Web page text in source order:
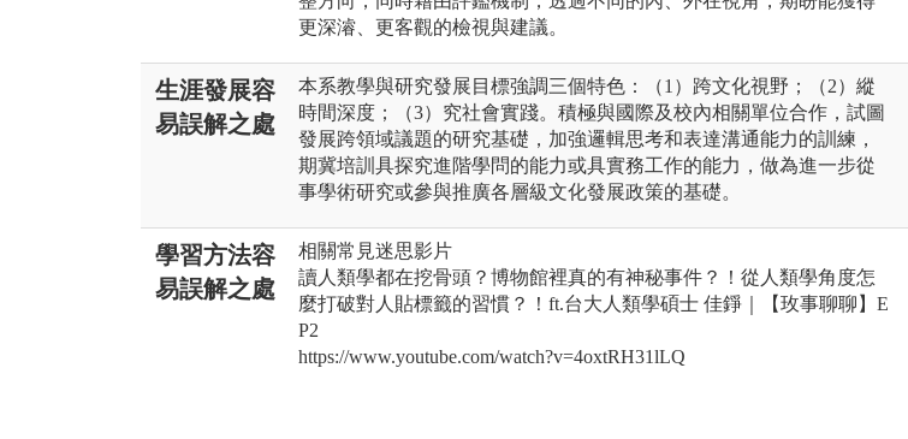
更深濬、更客觀的檢視與建議。
生涯發展容
易誤解之處
本系教學與研究發展目標強調三個特色：（1）跨文化視野；（2）縱
時間深度；（3）究社會實踐。積極與國際及校內相關單位合作，試圖
發展跨領域議題的研究基礎，加強邏輯思考和表達溝通能力的訓練，
期冀培訓具探究進階學問的能力或具實務工作的能力，做為進一步從
事學術研究或參與推廣各層級文化發展政策的基礎。
學習方法容
易誤解之處
相關常見迷思影片
讀人類學都在挖骨頭？博物館裡真的有神秘事件？！從人類學角度怎
麼打破對人貼標籤的習慣？！ft.台大人類學碩士 佳錚｜【玫事聊聊】E
P2
https://www.youtube.com/watch?v=4oxtRH31lLQ